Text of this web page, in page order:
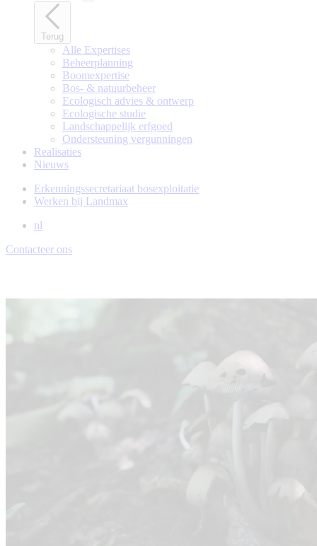
Terug
Alle Expertises
Beheerplanning
Boomexpertise
Bos- & natuurbeheer
Ecologisch advies & ontwerp
Ecologische studie
Landschappelijk erfgoed
Ondersteuning vergunningen
Realisaties
Nieuws
Erkenningssecretariaat bosexploitatie
Werken bij Landmax
nl
Contacteer ons